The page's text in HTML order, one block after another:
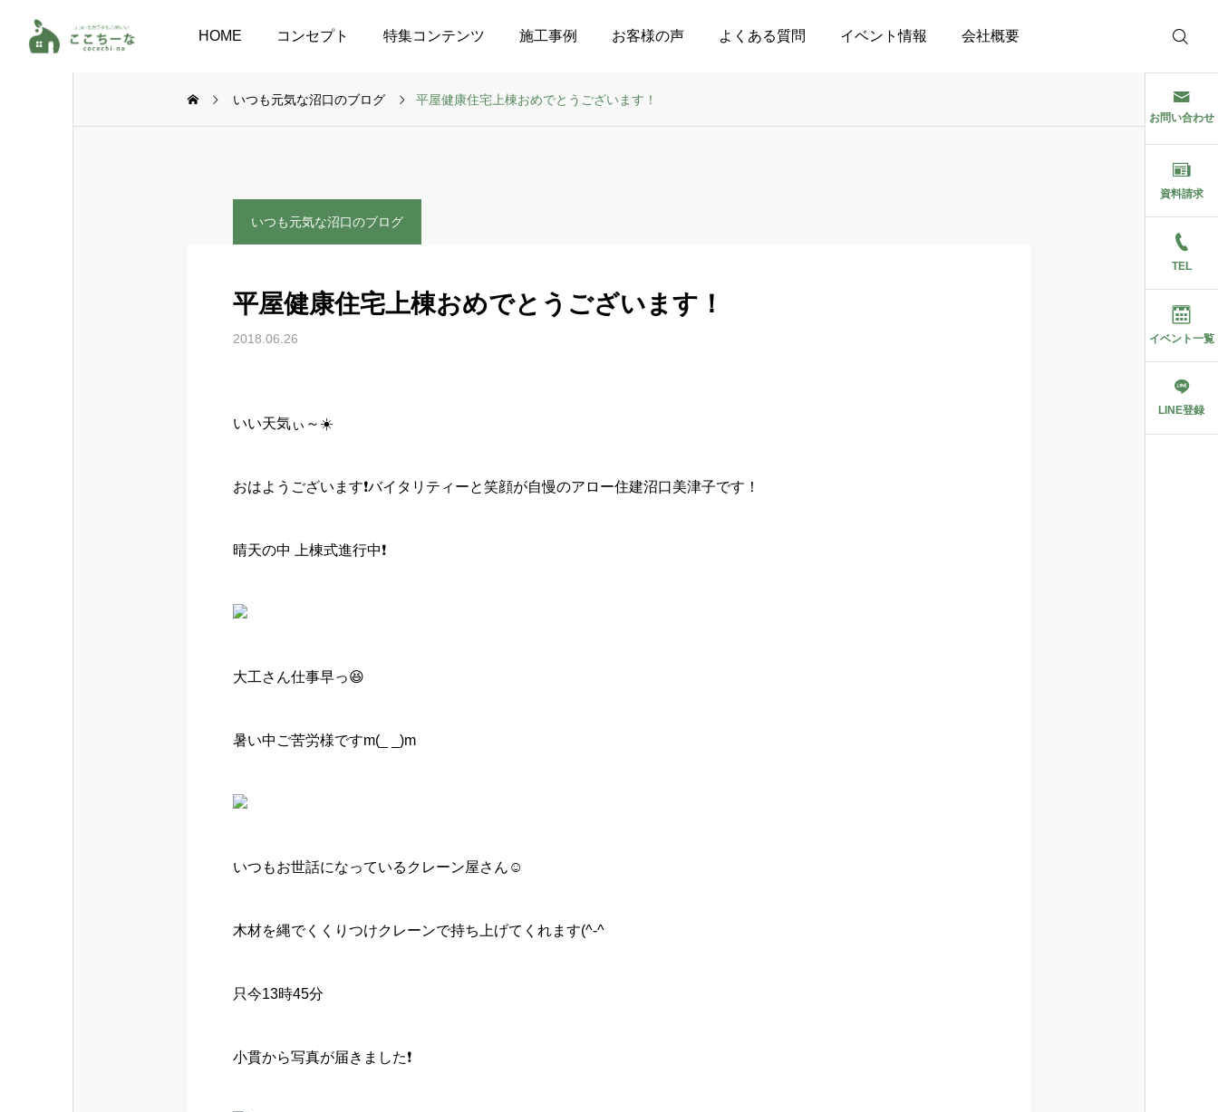
HOME コンセプト 特集コンテンツ 施工事例 お客様の声 よくある質問 イベント情報 会社概要
お問い合わせ
資料請求
TEL
イベント一覧
LINE登録
いつも元気な沼口のブログ 平屋健康住宅上棟おめでとうございます！
いつも元気な沼口のブログ
平屋健康住宅上棟おめでとうございます！
2018.06.26
いい天気ぃ～☀️
おはようございます❗️バイタリティーと笑顔が自慢のアロー住建沼口美津子です！
晴天の中 上棟式進行中❗️
大工さん仕事早っ😆
暑い中ご苦労様ですm(_ _)m
いつもお世話になっているクレーン屋さん☺️
木材を縄でくくりつけクレーンで持ち上げてくれます(^-^
只今13時45分
小貫から写真が届きました❗️